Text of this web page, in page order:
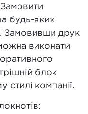
будь-яких
Замовивши друк
виконати
блок
компанії.